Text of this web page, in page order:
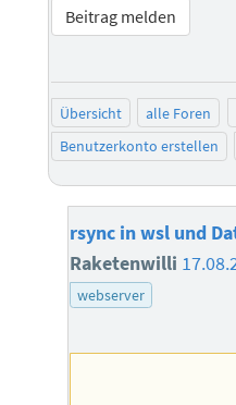
Beitrag melden
Übersicht alle Foren
Benutzerkonto erstellen
rsync in wsl und
Raketenwilli
webserver